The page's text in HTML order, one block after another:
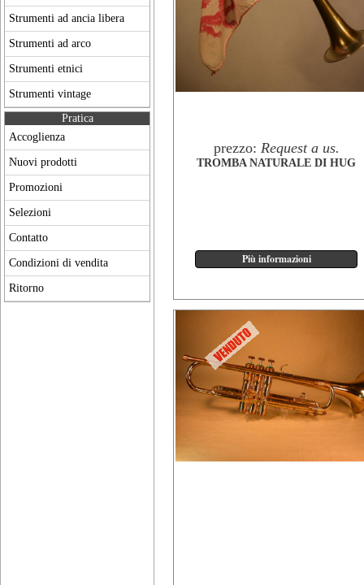
Strumenti ad ancia libera
Strumenti ad arco
Strumenti etnici
Strumenti vintage
Pratica
Accoglienza
Nuovi prodotti
Promozioni
Selezioni
Contatto
Condizioni di vendita
Ritorno
prezzo: Request a us.
TROMBA NATURALE DI HUG